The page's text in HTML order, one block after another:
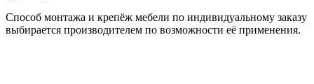
Способ монтажа и крепёж мебели по индивидуальному заказу
выбирается производителем по возможности её применения.